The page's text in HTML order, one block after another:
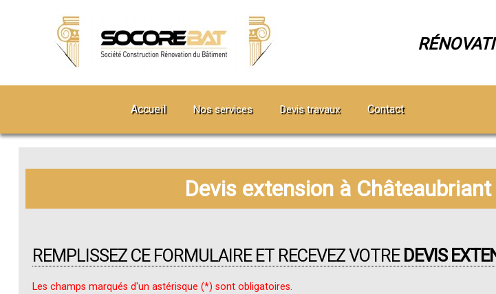
Accueil Nos services Devis travaux Contact
Devis extension à Châteaubriant
REMPLISSEZ CE FORMULAIRE ET RECEVEZ VOTRE DEVIS
Les champs marqués d'un astérisque (*) sont obligatoires.